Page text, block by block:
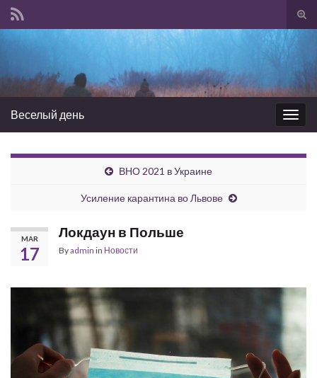
Веселый день
ВНО 2021 в Украине
Усиление карантина во Львове
MAR
17
Локдаун в Польше
Byadmin in Новости